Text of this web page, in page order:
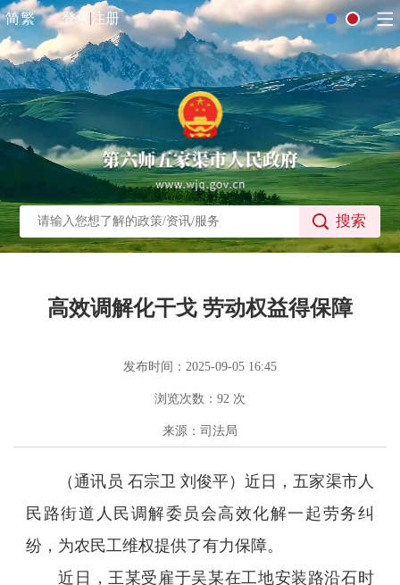
简繁 登录 注册
搜索
高效调解化干戈 劳动权益得保障
发布时间：2025-09-05 16:45
浏览次数： 92 次
来源：司法局
（通讯员 石宗卫 刘俊平）近日，五家渠市人
民路街道人民调解委员会高效化解一起劳务纠
纷，为农民工维权提供了有力保障。
近日，王某受雇于吴某在工地安装路沿石时